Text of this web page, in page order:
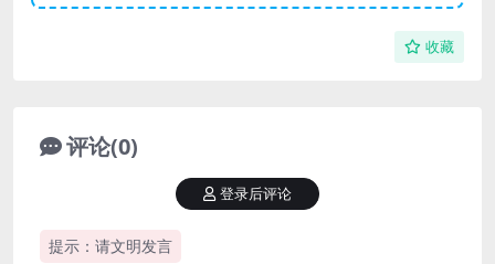
收藏
评论(0)
提示：请文明发言
登录后评论